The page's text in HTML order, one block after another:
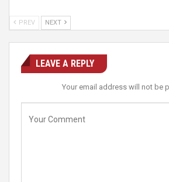
PREV NEXT
LEAVE A REPLY
Your email address will not be